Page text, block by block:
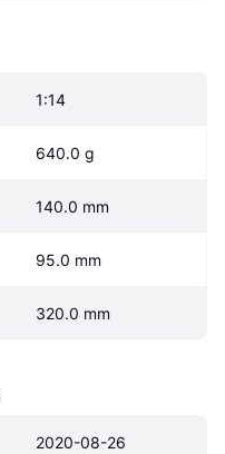
1:14
640.0 g
140.0 mm
95.0 mm
320.0 mm
2020-08-26